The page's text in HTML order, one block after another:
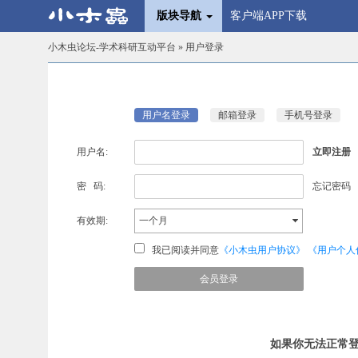
版块导航 客户端APP下载
小木虫论坛-学术科研互动平台 » 用户登录
用户名登录 邮箱登录 手机号登录
用户名: 立即注册
密 码: 忘记密码
有效期: 一个月
我已阅读并同意《小木虫用户协议》 《用户个
如果你无法正常